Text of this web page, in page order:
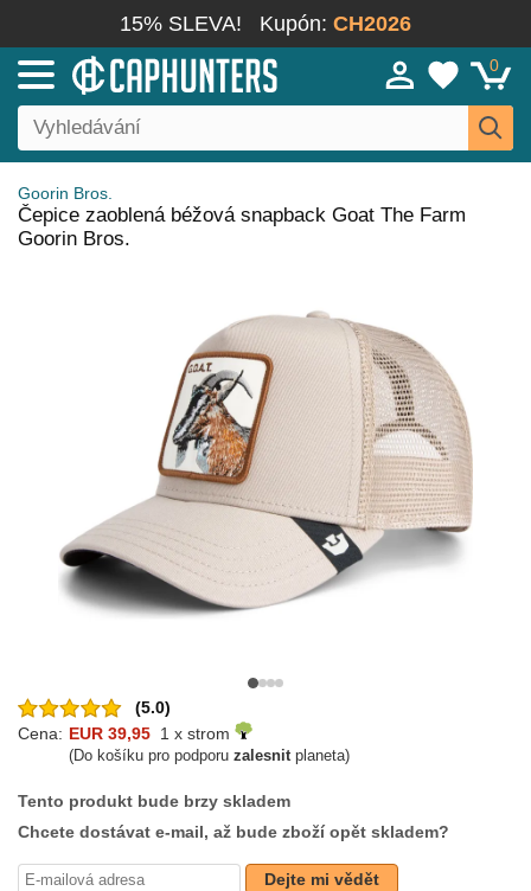
15% SLEVA! Kupón: CH2026
0
Goorin Bros.
Čepice zaoblená béžová snapback Goat The Farm
Goorin Bros.
(5.0)
Cena: EUR 39,95 1 x strom
(Do košíku pro podporu zalesnitplaneta)
Tento produkt bude brzy skladem
Chcete dostávat e-mail, až bude zboží opět skladem?
Dejte mi vědět